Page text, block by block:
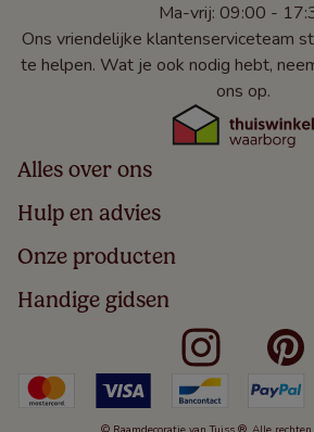
Ma-vrij: 09:00 -
Ons vriendelijke klantenserviceteam
te helpen. Wat je ook nodig hebt,
ons op.
Alles over ons
Home
Over
Bestellen
Winacties
Veelgestelde Vragen
Hulp en advies
Volg Je Bestelling
Levering
5 Jaar Garantie
Algemene Voorwaarden
Kindveiligheid
Cookies
Onze producten
Houten Jaloezieën
Rolgordijnen
Verticale Jaloezieën
Duo Rolgordijnen
Duo Plisségordijnen
Handige gidsen
Meten Voor Raamdecoratie
Badkamer Raamdecoratie
Slaapkamer Raamdecoratie
Keuken Raamdecoratie